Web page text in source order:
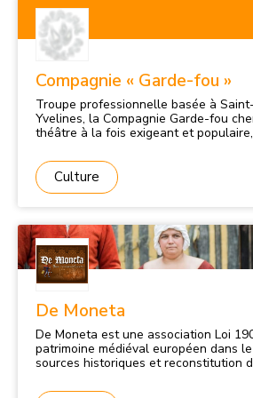
Compagnie « Garde-fou »
Troupe professionnelle basée à
Yvelines, la Compagnie Garde-fou
théâtre à la fois exigeant et
humaine et le monde qui nous entoure. Depuis 2006, ses
créations, jeune public et tout public,
autour d’un même mantra : « Et tout
récits de vie, musiques, contes…)
donner corps, forme, et que puisse
Culture
De Moneta
De Moneta est une association Loi
patrimoine médiéval européen dans
sources historiques et reconstitution
Ile-de-France et Normandie de mai à